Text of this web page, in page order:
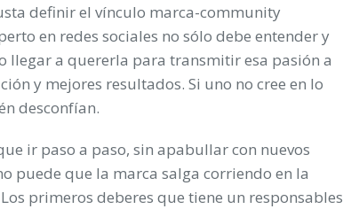
definir el vínculo marca-community
en redes sociales no sólo debe entender y
llegar a quererla para transmitir esa pasión a
y mejores resultados. Si uno no cree en lo
desconfían.
ir paso a paso, sin apabullar con nuevos
puede que la marca salga corriendo en la
primeros deberes que tiene un responsables